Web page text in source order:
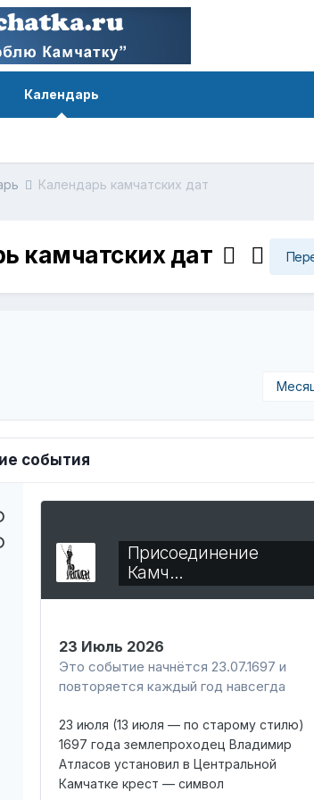
Календарь
Календарь камчатских дат
камчатских дат
события
Присоединение
Камч…
23 Июль 2026
Это событие начнётся 23.07.1697 и
повторяется каждый год навсегда
23 июля (13 июля — по старому стилю)
1697 года землепроходец Владимир
Атласов установил в Центральной
Камчатке крест — символ